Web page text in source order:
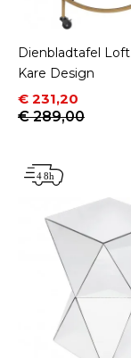
Dienbladtafel
Kare Design
Prijs
€ 231,20
Normale prijs
€ 289,00